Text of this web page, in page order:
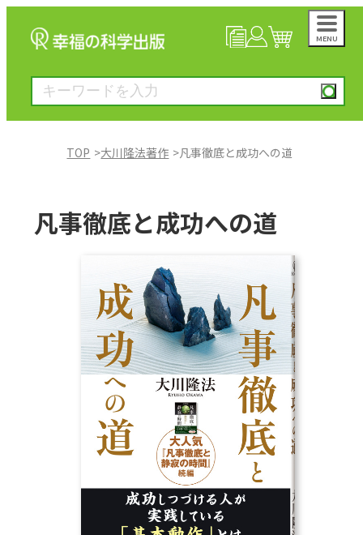
MENU
絵本
雑誌
DVD・ブルーレイ
TOP 大川隆法著作 凡事徹底と成功への道
凡事徹底と成功への道